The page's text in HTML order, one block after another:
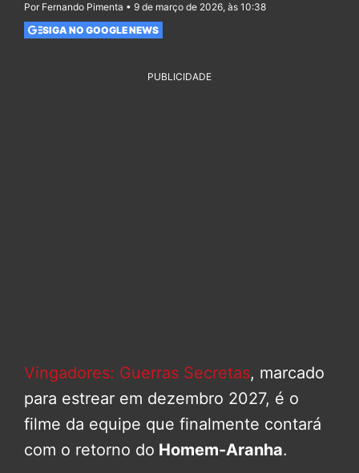
Por Fernando Pimenta • 9 de março de 2026, às 10:38
SIGA NO GOOGLE NEWS
PUBLICIDADE
Vingadores: Guerras Secretas, marcado
para estrear em dezembro 2027, é o
filme da equipe que finalmente contará
com o retorno do Homem-Aranha.